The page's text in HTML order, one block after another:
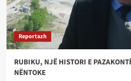
Reportazh
RUBIKU, NJË HISTORI E
NËNTOKE